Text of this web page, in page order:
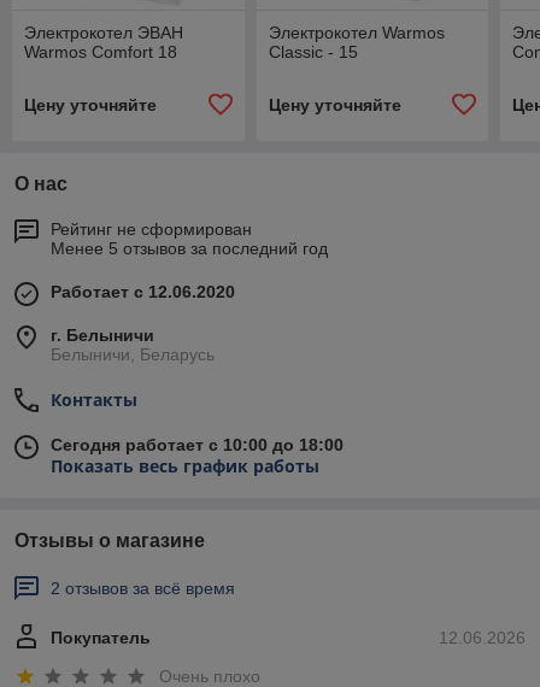
Электрокотел ЭВАН
Warmos Comfort 18
Цену уточняйте
Электрокотел Warmos
Classic - 15
Цену уточняйте
О нас
Рейтинг не сформирован
Менее 5 отзывов за последний год
Работает с 12.06.2020
г. Белыничи
Белыничи, Беларусь
Контакты
Сегодня работает с 10:00 до 18:00
Показать весь график работы
Отзывы о магазине
2 отзывов за всё время
12.06.2026
Покупатель
Очень плохо